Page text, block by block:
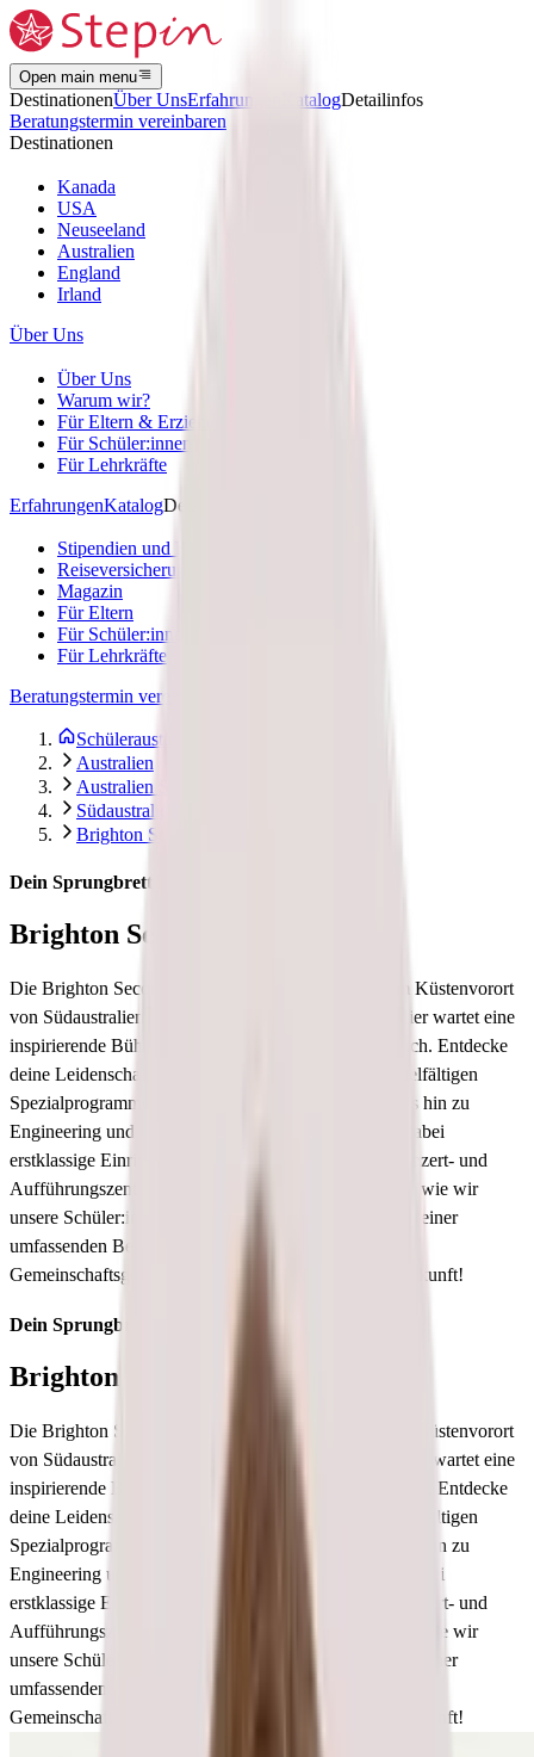
Open main menu
DestinationenÜber UnsErfahrungen KatalogDetailinfos
Beratungstermin vereinbaren
Destinationen
Kanada
USA
Neuseeland
Australien
England
Irland
Über Uns
Über Uns
Warum wir?
Für Eltern & Erziehungsberechtigte
Für Schüler:innen
Für Lehrkräfte
ErfahrungenKatalogDetailinfos
Stipendien und Finanzierung
Reiseversicherung
Magazin
Für Eltern
Für Schüler:innen
Für Lehrkräfte
Beratungstermin vereinbaren
Schüleraustausch Stepin
Australien
Australien Select
Südaustralien
Brighton Secondary School
Dein Sprungbrett in die Welt
Brighton Secondary School
Die Brighton Secondary School, idyllisch gelegen im Küstenvorort
von Südaustralien, ist mehr als eine Bildungsstätte. Hier wartet eine
inspirierende Bühne zum Lernen und Wachsen auf dich. Entdecke
deine Leidenschaft und stärke deine Talente in den vielfältigen
Spezialprogrammen, die von Musik und Volleyball bis hin zu
Engineering und Unternehmertum reichen. Genieße dabei
erstklassige Einrichtungen, darunter ein modernes Konzert- und
Aufführungszentrum sowie Sportanlagen. »Steppies«, wie wir
unsere Schüler:innen liebevoll nennen, profitieren von einer
umfassenden Betreuung und einem lebendigen
Gemeinschaftsgefühl. Starte hier deine Reise in die Zukunft!
Dein Sprungbrett in die Welt
Brighton Secondary School
Die Brighton Secondary School, idyllisch gelegen im Küstenvorort
von Südaustralien, ist mehr als eine Bildungsstätte. Hier wartet eine
inspirierende Bühne zum Lernen und Wachsen auf dich. Entdecke
deine Leidenschaft und stärke deine Talente in den vielfältigen
Spezialprogrammen, die von Musik und Volleyball bis hin zu
Engineering und Unternehmertum reichen. Genieße dabei
erstklassige Einrichtungen, darunter ein modernes Konzert- und
Aufführungszentrum sowie Sportanlagen. »Steppies«, wie wir
unsere Schüler:innen liebevoll nennen, profitieren von einer
umfassenden Betreuung und einem lebendigen
Gemeinschaftsgefühl. Starte hier deine Reise in die Zukunft!